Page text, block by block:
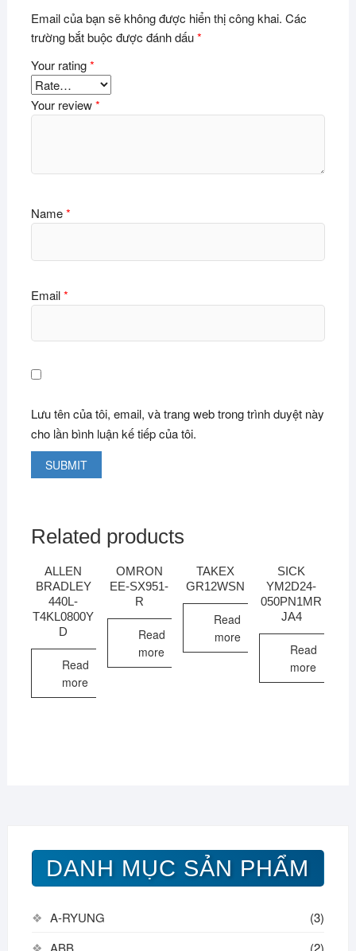
Email của bạn sẽ không được hiển thị công khai. Các
trường bắt buộc được đánh dấu*
Your rating*
Your review*
Name*
Email*
Lưu tên của tôi, email, và trang web trong trình duyệt này
cho lần bình luận kế tiếp của tôi.
Related products
ALLEN
BRADLEY
440L-
T4KL0800Y
D
Read
more
OMRON
EE-SX951-
R
Read
more
TAKEX
GR12WSN
Read
more
SICK
YM2D24-
050PN1MR
JA4
Read
more
DANH MỤC SẢN PHẨM
A-RYUNG
(3)
ABB
(2)